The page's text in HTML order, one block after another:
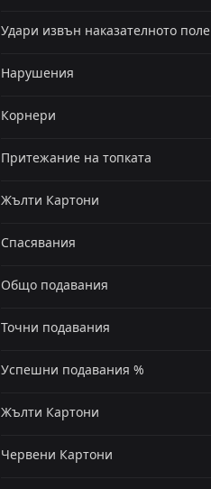
Удари извън наказателното поле
Нарушения
Корнери
Притежание на топката
Жълти Картони
Спасявания
Общо подавания
Точни подавания
Успешни подавания %
Жълти Картони
Червени Картони